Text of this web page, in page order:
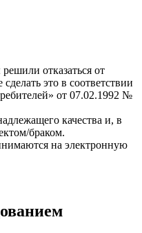
отказаться от
это в соответствии
от 07.02.1992 №
качества и, в
браком.
на электронную